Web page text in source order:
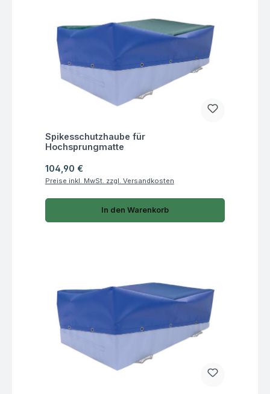
Fragen zum Artikel
Spikesschutzhaube für
Hochsprungmatte
Regulärer Preis:
104,90 €
Preise inkl. MwSt. zzgl. Versandkosten
In den Warenkorb